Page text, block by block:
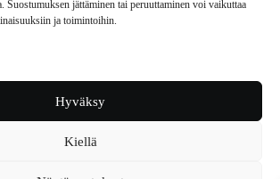
Suostumuksen jättäminen tai peruuttaminen voi vaikuttaa
ja toimintoihin.
Hyväksy
Kiellä
-EHDOT